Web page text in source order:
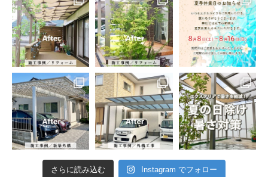
さらに読み込む Instagram でフォロー